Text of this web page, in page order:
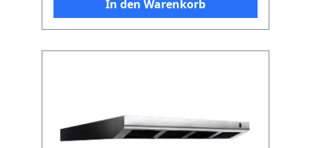
In den Warenkorb